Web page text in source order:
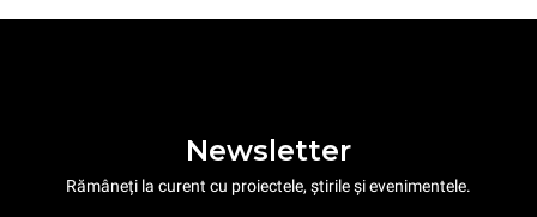
Newsletter
Rămâneți la curent cu proiectele, știrile și evenimentele.